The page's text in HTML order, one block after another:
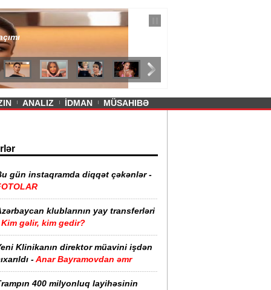
11 İyul 2026
qısa ətəyi tənqid olundu -
ANALIZ İDMAN MÜSAHIBƏ
gün instaqramda diqqət çəkənlər -
klublarının yay transferləri
Kim gəlir, kim gedir?
Klinikanın direktor müavini işdən
-Anar Bayramovdan əmr
400 milyonluq layihəsinin